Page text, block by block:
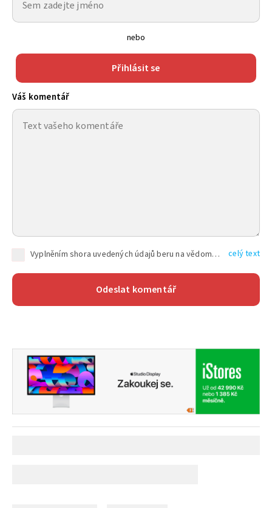
nebo
Přihlásit se
Váš komentář
Vyplněním shora uvedených údajů beru na vědomí, že společnost TEXT FACTORY s.r.o., sídlem Brno, Durďákova 336/29, Černá Pole, PSČ: 613 00, IČ: 06157831, zapsané u Krajského soudu v Brně, oddíl C, vložka 100399, bude zpracovávat mé osobní údaje uvedené v rámci mnou vyplněného registračního formuláře na základě oprávněných zájmů TEXT FACTORY s.r.o. dle čl. 6 odst. 1 písm. f) GDPR a pro splnění právních povinností (čl. 6 odst. 1 písm. c) GDPR), a to pro tyto účely: nezbytnost zajistit oprávnění návštěvníka webových stránek provozovaných společností TEXT FACTORY s.r.o. přispívat aktivně ke zveřejněným článkům nebo v rámci diskusních fór a výkon práv TEXT FACTORY s.r.o. jako administrátora těchto diskusních fór. Více informací o zpracování osobních údajů a právech lze nalézt v celý text